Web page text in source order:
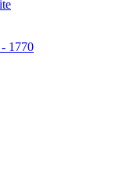
1770